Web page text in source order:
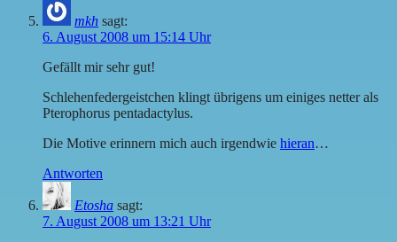
mkh sagt:
6. August 2008 um 15:14 Uhr
Gefällt mir sehr gut!
Schlehenfedergeistchen klingt übrigens um einiges netter als
Pterophorus pentadactylus.
Die Motive erinnern mich auch irgendwie hieran…
Antworten
Etosha sagt:
7. August 2008 um 13:21 Uhr